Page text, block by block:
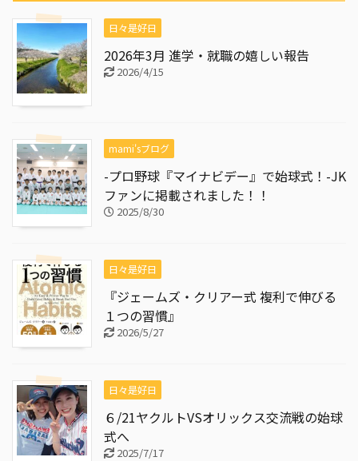
日々是好日
2026年3月 進学・就職の嬉しい報告
2026/4/15
mami'sブログ
-プロ野球『マイナビデー』で始球式！-JK
ファンに掲載されました！！
2025/8/30
日々是好日
『ジェームズ・クリアー式 複利で伸びる
１つの習慣』
2026/5/27
日々是好日
６/21ヤクルトVSオリックス交流戦の始球
式へ
2025/7/17